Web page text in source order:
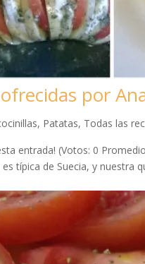
por
, Patatas, Todas las
entrada! (Votos: 0
típica de Suecia, y nuestra